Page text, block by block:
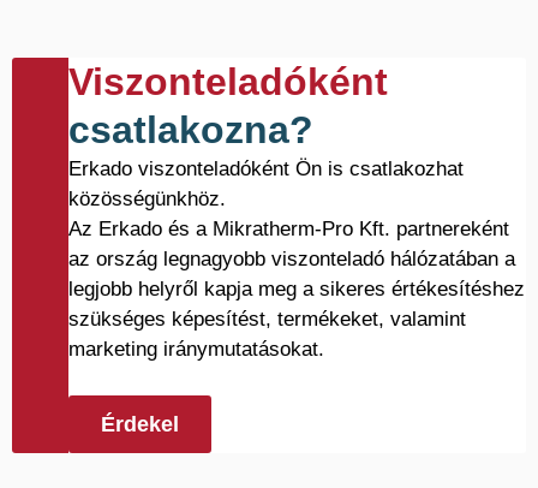
Viszonteladóként
csatlakozna?
Erkado viszonteladóként Ön is csatlakozhat
közösségünkhöz.
Az Erkado és a Mikratherm-Pro Kft. partnereként
az ország legnagyobb viszonteladó hálózatában a
legjobb helyről kapja meg a sikeres értékesítéshez
szükséges képesítést, termékeket, valamint
marketing iránymutatásokat.
Érdekel